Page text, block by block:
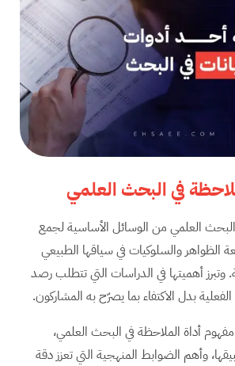
في البحث العلمي
العلمي من الوسائل الأساسية لجمع
الظواهر والسلوكيات في سياقها الطبيعي
أهميتها في الدراسات التي تتطلب رصد
بدل الاكتفاء بما يصرّح به المشاركون.
مفهوم أداة الملاحظة في البحث العلمي،
وأهم الضوابط المنهجية التي تعزز دقة